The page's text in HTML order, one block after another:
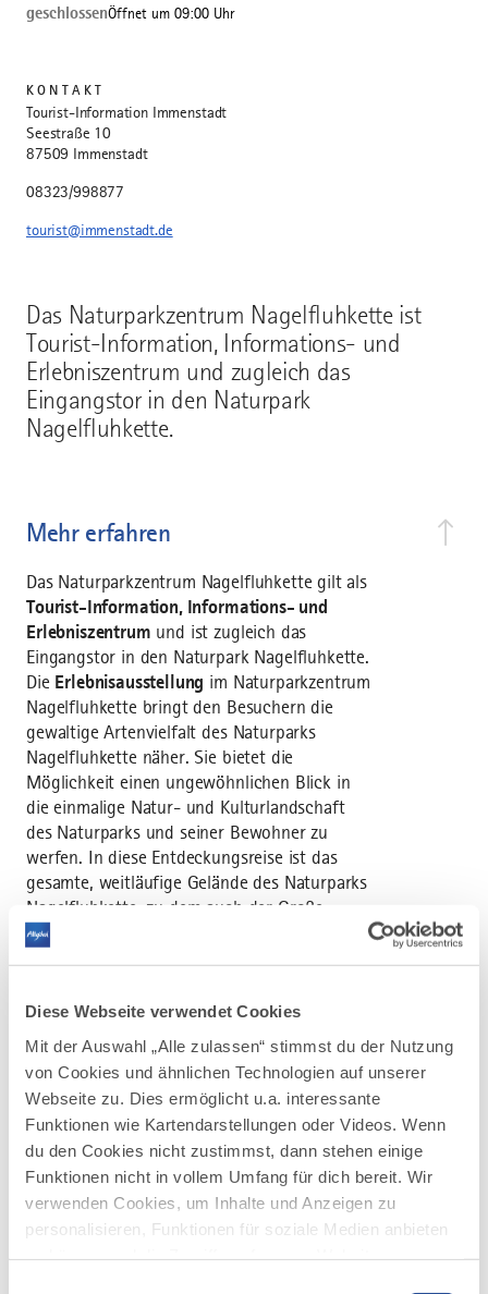
Diese Webseite verwendet Cookies
Mit der Auswahl „Alle zulassen“ stimmst du der Nutzung
von Cookies und ähnlichen Technologien auf unserer
Webseite zu. Dies ermöglicht u.a. interessante
Funktionen wie Kartendarstellungen oder Videos. Wenn
du den Cookies nicht zustimmst, dann stehen einige
Funktionen nicht in vollem Umfang für dich bereit. Wir
verwenden Cookies, um Inhalte und Anzeigen zu
personalisieren, Funktionen für soziale Medien anbieten
Das Naturparkzentrum Nagelfluhkette ist
Tourist-Information, Informations- und
Erlebniszentrum und zugleich das
Eingangstor in den Naturpark
Nagelfluhkette.
Mehr erfahren
Das Naturparkzentrum Nagelfluhkette gilt als
Tourist-Information, Informations- und
Erlebniszentrum und ist zugleich das
Eingangstor in den Naturpark Nagelfluhkette.
Die Erlebnisausstellung im Naturparkzentrum
Nagelfluhkette bringt den Besuchern die
gewaltige Artenvielfalt des Naturparks
Nagelfluhkette näher. Sie bietet die
Möglichkeit einen ungewöhnlichen Blick in
die einmalige Natur- und Kulturlandschaft
des Naturparks und seiner Bewohner zu
werfen. In diese Entdeckungsreise ist das
gesamte, weitläufige Gelände des Naturparks
Nagelfluhkette, zu dem auch der Große
Alpsee zählt, mit einbezogen.
Naturparkzentrum erleichtert den Besuchern
Immenstadt. Ausrüstungskunde und
weitreichende Kenntnisse der Umgebung
werden hierbei groß geschrieben. Hier
erhalten Sie Informationsmaterial zur
gesamten Region Alpsee-Grünten, Wander-
und Radkarten und kompetente Beratung.
Am Naturparkzentrum Nagelfluhkette
geschlossenÖffnet um 09:00 Uhr
KONTAKT
Tourist-Information Immenstadt
Seestraße 10
87509 Immenstadt
08323/998877
tourist@immenstadt.de